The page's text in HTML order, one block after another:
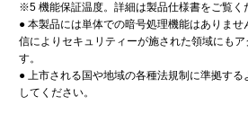
※5 機能保証温度。詳細は製品仕様書をご覧く
● 本製品には単体での暗号処理機能はありま
信によりセキュリティーが施された領域にも
す。
● 上市される国や地域の各種法規制に準拠す
してください。